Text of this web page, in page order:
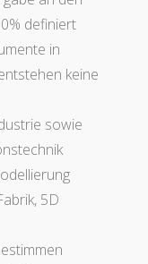
definiert
in
keine
sowie
5D